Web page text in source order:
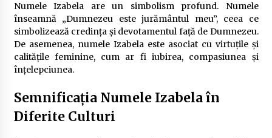
Numele Izabela are un simbolism profund. Numele
înseamnă „Dumnezeu este jurământul meu”, ceea ce
simbolizează credința și devotamentul față de Dumnezeu.
De asemenea, numele Izabela este asociat cu virtuțile și
calitățile feminine, cum ar fi iubirea, compasiunea și
înțelepciunea.
Semnificația Numele Izabela în
Diferite Culturi